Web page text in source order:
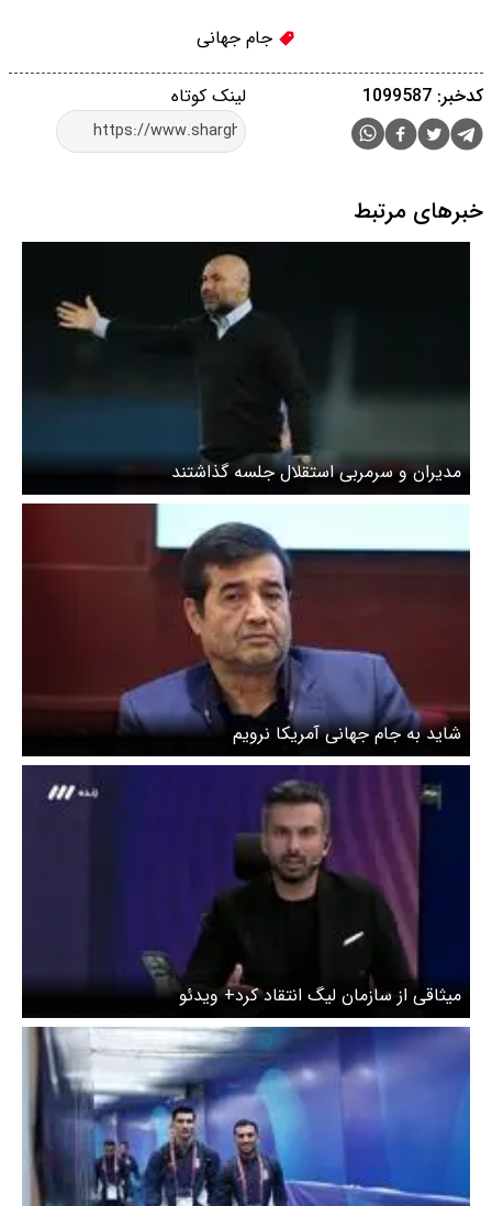
جام جهانی
لینک کوتاه کدخبر: 1099587
خبرهای مرتبط
مدیران و سرمربی استقلال جلسه گذاشتند
شاید به جام جهانی آمریکا نرویم
میثاقی از سازمان لیگ انتقاد کرد+ ویدئو